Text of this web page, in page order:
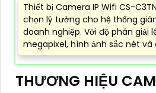
Thiết bị Camera IP Wifi CS-
chọn lý tưởng cho hệ thống
doanh nghiệp. Với độ phân giải
megapixel, hình ảnh sắc nét và
THƯƠNG HIỆU